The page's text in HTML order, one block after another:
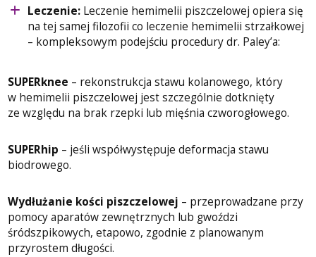
Leczenie: Leczenie hemimelii piszczelowej opiera się
na tej samej filozofii co leczenie hemimelii strzałkowej
– kompleksowym podejściu procedury dr. Paley’a:
SUPERknee – rekonstrukcja stawu kolanowego, który
w hemimelii piszczelowej jest szczególnie dotknięty
ze względu na brak rzepki lub mięśnia czworogłowego.
SUPERhip – jeśli współwystępuje deformacja stawu
biodrowego.
Wydłużanie kości piszczelowej – przeprowadzane przy
pomocy aparatów zewnętrznych lub gwoździ
śródszpikowych, etapowo, zgodnie z planowanym
przyrostem długości.